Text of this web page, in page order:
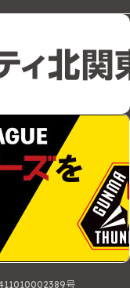
号